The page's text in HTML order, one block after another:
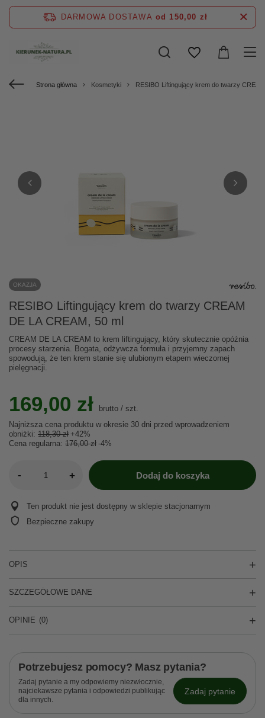
DARMOWA DOSTAWA od 150,00 zł
Strona główna Kosmetyki RESIBO Liftingujący krem do twarzy
OKAZJA
RESIBO Liftingujący krem do twarzy CREAM
DE LA CREAM, 50 ml
CREAM DE LA CREAM to krem liftingujący, który skutecznie opóźnia
procesy starzenia. Bogata, odżywcza formuła i przyjemny zapach
spowodują, że ten krem stanie się ulubionym etapem wieczornej
pielęgnacji.
169,00 zł brutto / szt.
Najniższa cena produktu w okresie 30 dni przed wprowadzeniem
obniżki: 118,30 zł +42%
Cena regularna: 176,00 zł -4%
- + Dodaj do koszyka
Ten produkt nie jest dostępny w sklepie stacjonarnym
Bezpieczne zakupy
OPIS
SZCZEGÓŁOWE DANE
OPINIE (0)
Potrzebujesz pomocy? Masz pytania?
Zadaj pytanie a my odpowiemy niezwłocznie,
najciekawsze pytania i odpowiedzi publikując
dla innych.
Zadaj pytanie